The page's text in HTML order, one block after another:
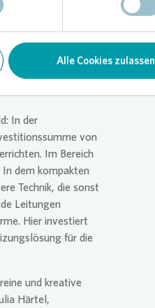
Alle Cookies zulassen
es, den Bereich
abstrakte,
nun frische Energie
In der
von
Im Bereich
dem kompakten
Technik, die sonst
Leitungen
Hier investiert
für die
und kreative
Härtel,